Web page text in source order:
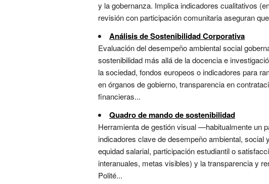
y la gobernanza. Implica indicadores cualitativos
revisión con participación comunitaria aseguran
Análisis de Sostenibilidad Corporativa
Evaluación del desempeño ambiental social
sostenibilidad más allá de la docencia e
la sociedad, fondos europeos o indicadores para
en órganos de gobierno, transparencia en
financieras...
Quadro de mando de sostenibilidad
Herramienta de gestión visual —habitualmente un
indicadores clave de desempeño ambiental, social
equidad salarial, participación estudiantil o
interanuales, metas visibles) y la transparencia y
Polité...